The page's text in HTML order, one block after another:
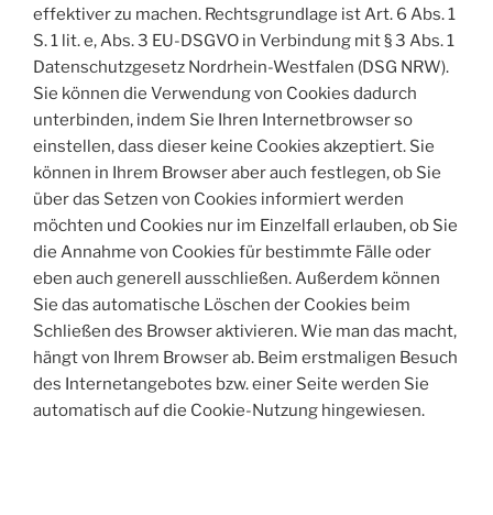
effektiver zu machen. Rechtsgrundlage ist Art. 6 Abs. 1
S. 1 lit. e, Abs. 3 EU-DSGVO in Verbindung mit § 3 Abs. 1
Datenschutzgesetz Nordrhein-Westfalen (DSG NRW).
Sie können die Verwendung von Cookies dadurch
unterbinden, indem Sie Ihren Internetbrowser so
einstellen, dass dieser keine Cookies akzeptiert. Sie
können in Ihrem Browser aber auch festlegen, ob Sie
über das Setzen von Cookies informiert werden
möchten und Cookies nur im Einzelfall erlauben, ob Sie
die Annahme von Cookies für bestimmte Fälle oder
eben auch generell ausschließen. Außerdem können
Sie das automatische Löschen der Cookies beim
Schließen des Browser aktivieren. Wie man das macht,
hängt von Ihrem Browser ab. Beim erstmaligen Besuch
des Internetangebotes bzw. einer Seite werden Sie
automatisch auf die Cookie-Nutzung hingewiesen.